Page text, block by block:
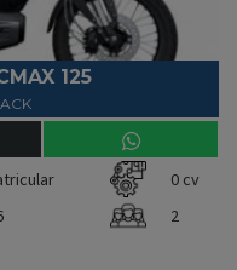
125
0 cv
2